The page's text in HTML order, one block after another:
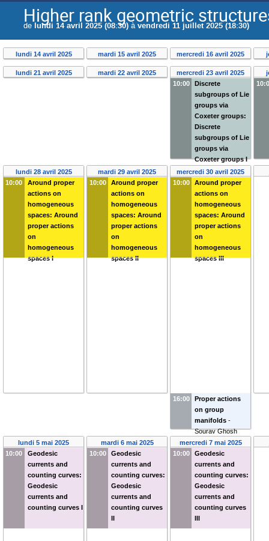
Higher rank geometric
de lundi 14 avril 2025 (08:30) àvendredi 11 juillet 2025 (18:30)
lundi 14 avril 2025 mardi 15 avril 2025 mercredi 16 avril 2025
lundi 21 avril 2025 mardi 22 avril 2025
mercredi 23 avril 2025
10:00
Discrete
subgroups of Lie
groups via
Coxeter groups:
Discrete
subgroups of Lie
groups via
Coxeter groups I
lundi 28 avril 2025
10:00
Around proper
actions on
homogeneous
spaces: Around
proper actions
on
homogeneous
spaces I
mardi 29 avril 2025
10:00
Around proper
actions on
homogeneous
spaces: Around
proper actions
on
homogeneous
spaces II
mercredi 30 avril 2025
10:00
Around proper
actions on
homogeneous
spaces: Around
proper actions
on
homogeneous
spaces III
16:00
Proper actions
on group
manifolds -
Sourav Ghosh
(Ashoka
University)
lundi 5 mai 2025
10:00
Geodesic
currents and
counting curves:
Geodesic
currents and
counting curves I
mardi 6 mai 2025
10:00
Geodesic
currents and
counting curves:
Geodesic
currents and
counting curves
II
mercredi 7 mai 2025
10:00
Geodesic
currents and
counting curves:
Geodesic
currents and
counting curves
III